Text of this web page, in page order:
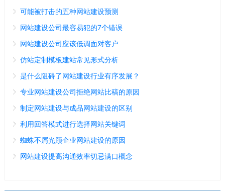
可能被打击的五种网站建设预测
网站建设公司最容易犯的7个错误
网站建设公司应该低调面对客户
仿站定制模板建站常见形式分析
是什么阻碍了网站建设行业有序发展？
专业网站建设公司拒绝网站比稿的原因
制定网站建设与成品网站建设的区别
利用回答模式进行选择网站关键词
蜘蛛不屑光顾企业网站建设的原因
网站建设提高沟通效率切忌满口概念